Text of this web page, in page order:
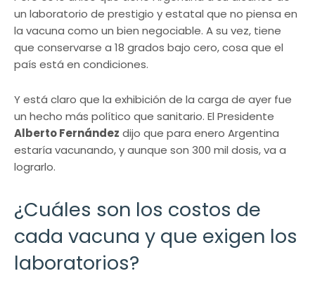
un laboratorio de prestigio y estatal que no piensa en
la vacuna como un bien negociable. A su vez, tiene
que conservarse a 18 grados bajo cero, cosa que el
país está en condiciones.
Y está claro que la exhibición de la carga de ayer fue
un hecho más político que sanitario. El Presidente
Alberto Fernández dijo que para enero Argentina
estaría vacunando, y aunque son 300 mil dosis, va a
lograrlo.
¿Cuáles son los costos de
cada vacuna y que exigen los
laboratorios?